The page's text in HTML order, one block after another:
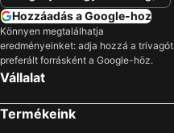
OldWell Hotel
Villa Paola
Capo Vaticano, Calabria Szállás
Giardini Naxos-, Szicília Szállás
Aci Castello, Szicília Szállás
Róma, Lazio Szállás
Lido di Jesolo, Veneto Szállás
Hozzáadás a Google-hoz
Könnyen megtalálhatja
eredményeinket: adja hozzá a trivagót
preferált forrásként a Google-höz.
Vállalat
Termékeink